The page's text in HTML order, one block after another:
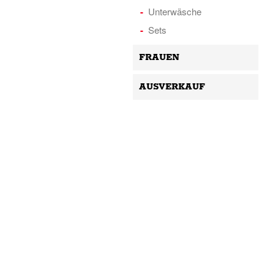
Unterwäsche
Sets
FRAUEN
AUSVERKAUF